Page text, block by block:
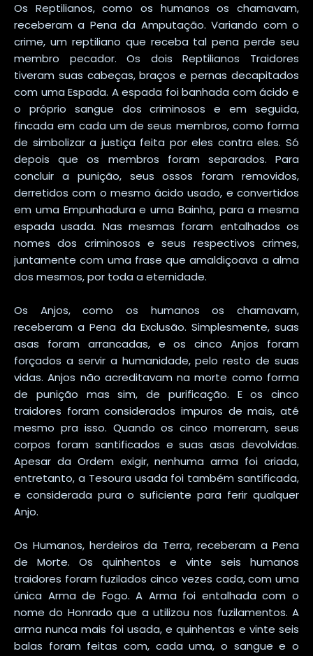
Os Reptilianos, como os humanos os chamavam,
receberam a Pena da Amputação. Variando com o
crime, um reptiliano que receba tal pena perde seu
membro pecador. Os dois Reptilianos Traidores
tiveram suas cabeças, braços e pernas decapitados
com uma Espada. A espada foi banhada com ácido e
o próprio sangue dos criminosos e em seguida,
fincada em cada um de seus membros, como forma
de simbolizar a justiça feita por eles contra eles. Só
depois que os membros foram separados. Para
concluir a punição, seus ossos foram removidos,
derretidos com o mesmo ácido usado, e convertidos
em uma Empunhadura e uma Bainha, para a mesma
espada usada. Nas mesmas foram entalhados os
nomes dos criminosos e seus respectivos crimes,
juntamente com uma frase que amaldiçoava a alma
dos mesmos, por toda a eternidade.
Os Anjos, como os humanos os chamavam,
receberam a Pena da Exclusão. Simplesmente, suas
asas foram arrancadas, e os cinco Anjos foram
forçados a servir a humanidade, pelo resto de suas
vidas. Anjos não acreditavam na morte como forma
de punição mas sim, de purificação. E os cinco
traidores foram considerados impuros de mais, até
mesmo pra isso. Quando os cinco morreram, seus
corpos foram santificados e suas asas devolvidas.
Apesar da Ordem exigir, nenhuma arma foi criada,
entretanto, a Tesoura usada foi também santificada,
e considerada pura o suficiente para ferir qualquer
Anjo.
Os Humanos, herdeiros da Terra, receberam a Pena
de Morte. Os quinhentos e vinte seis humanos
traidores foram fuzilados cinco vezes cada, com uma
única Arma de Fogo. A Arma foi entalhada com o
nome do Honrado que a utilizou nos fuzilamentos. A
arma nunca mais foi usada, e quinhentas e vinte seis
balas foram feitas com, cada uma, o sangue e o